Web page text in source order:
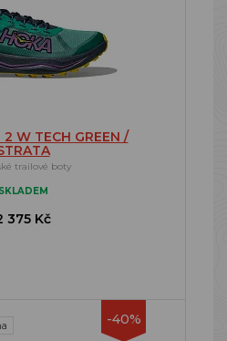
W TECH GREEN /
trailové boty
SKLADEM
375 Kč
-40%